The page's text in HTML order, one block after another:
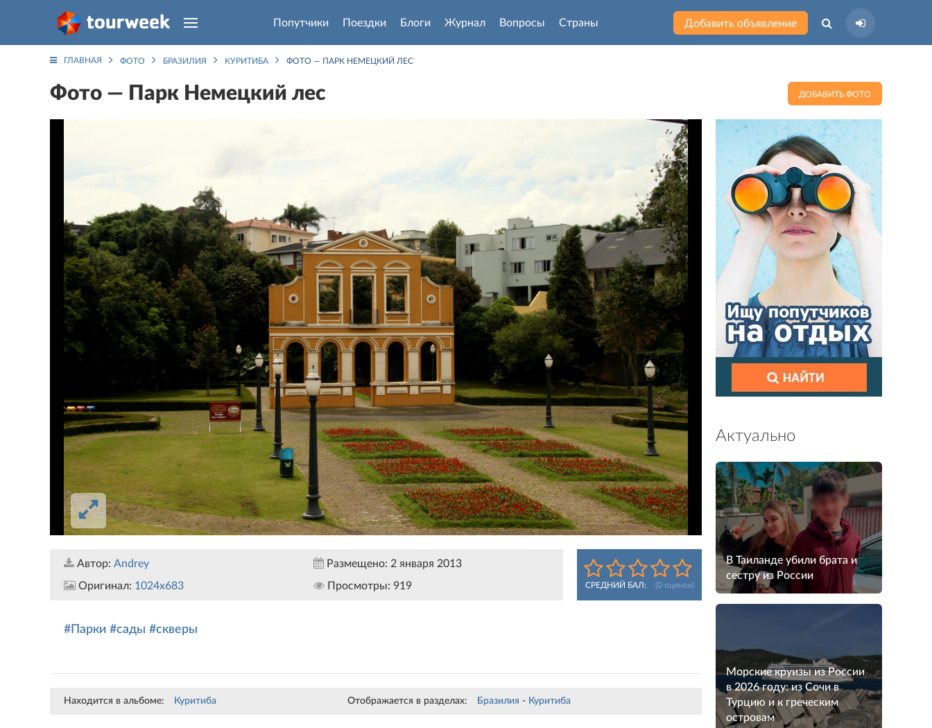
Попутчики Поездки Блоги Журнал Вопросы Страны Добавить объявление
ГЛАВНАЯ ФОТО БРАЗИЛИЯ КУРИТИБА ФОТО — ПАРК НЕМЕЦКИЙ ЛЕС
Фото — Парк Немецкий лес ДОБАВИТЬ ФОТО
Автор: Andrey
Оригинал: 1024x683
Размещено: 2 января 2013
Просмотры: 919 СРЕДНИЙ БАЛ: (0оценок)
#Парки #сады #скверы
Находится в альбоме: Куритиба Отображается в разделах: Бразилия - Куритиба
Актуально
В Таиланде убили брата и
сестру из России
Морские круизы из России
в 2026 году: из Сочи в
Турцию и к греческим
островам